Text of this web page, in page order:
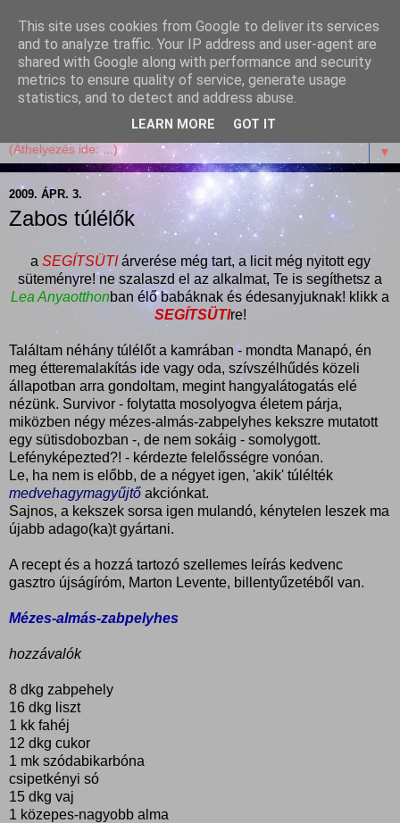
Garffyka
Szösszenetek a konyhámból, az életemből. Mosollyal,
receptekkel, vidámsággal, marcipánnal, csokival.
▼
2009. ÁPR. 3.
Zabos túlélők
a SEGÍTSÜTIárverése még tart, a licit még nyitott egy
süteményre! ne szalaszd el az alkalmat, Te is segíthetsz a
Lea Anyaotthonban élő babáknak és édesanyjuknak! klikk a
SEGÍTSÜTIre!
Találtam néhány túlélőt a kamrában - mondta Manapó, én
meg étteremalakítás ide vagy oda, szívszélhűdés közeli
állapotban arra gondoltam, megint hangyalátogatás elé
nézünk. Survivor - folytatta mosolyogva életem párja,
miközben négy mézes-almás-zabpelyhes kekszre mutatott
egy sütisdobozban -, de nem sokáig - somolygott.
Lefényképezted?! - kérdezte felelősségre vonóan.
Le, ha nem is előbb, de a négyet igen, 'akik' túlélték
medvehagymagyűjtő akciónkat.
Sajnos, a kekszek sorsa igen mulandó, kénytelen leszek ma
újabb adago(ka)t gyártani.
A recept és a hozzá tartozó szellemes leírás kedvenc
gasztro újságíróm, Marton Levente, billentyűzetéből van.
Mézes-almás-zabpelyhes
hozzávalók
8 dkg zabpehely
16 dkg liszt
1 kk fahéj
12 dkg cukor
1 mk szódabikarbóna
csipetkényi só
15 dkg vaj
1 közepes-nagyobb alma
This site uses cookies from Google to deliver its services
and to analyze traffic. Your IP address and user-agent are
shared with Google along with performance and security
metrics to ensure quality of service, generate usage
statistics, and to detect and address abuse.
LEARN MORE GOT IT